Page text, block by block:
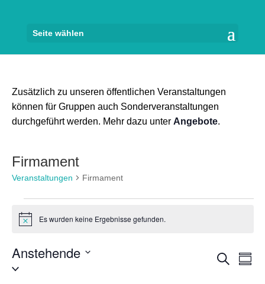
Seite wählen
Zusätzlich zu unseren öffentlichen Veranstaltungen
können für Gruppen auch Sonderveranstaltungen
durchgeführt werden. Mehr dazu unter Angebote.
Firmament
Veranstaltungen Firmament
Veranstaltungen
HinweisEs wurden keine Ergebnisse gefunden.
Suche
Anstehende
Datum